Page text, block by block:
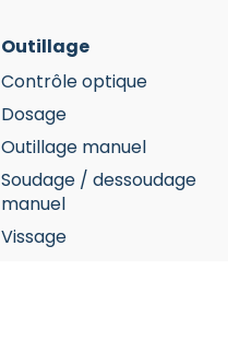
Outillage
Contrôle optique
Dosage
Outillage manuel
Soudage / dessoudage
manuel
Vissage